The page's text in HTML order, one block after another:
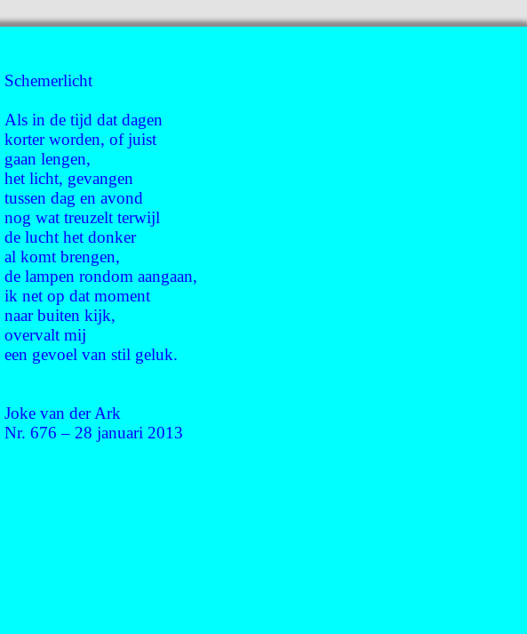
Schemerlicht
Als in de tijd dat dagen
korter worden, of juist
gaan lengen,
het licht, gevangen
tussen dag en avond
nog wat treuzelt terwijl
de lucht het donker
al komt brengen,
de lampen rondom aangaan,
ik net op dat moment
naar buiten kijk,
overvalt mij
een gevoel van stil geluk.
Joke van der Ark
Nr. 676 – 28 januari 2013